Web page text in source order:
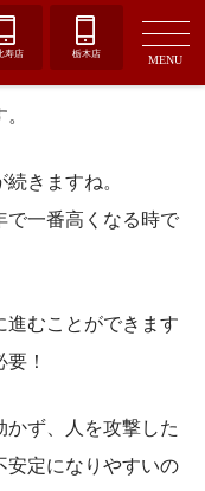
寿店 栃木店 MENU
きますね。
で一番高くなる時で
進むことができます
！
かず、人を攻撃した
安定になりやすいの